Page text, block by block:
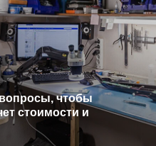
чтобы
стоимости и